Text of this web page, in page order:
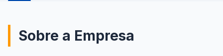
Sobre a Empresa